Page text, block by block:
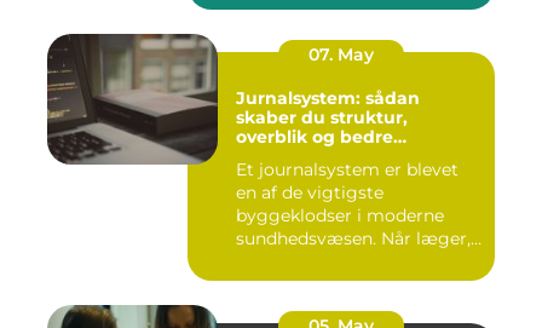
07. May
Jurnalsystem: sådan
skaber du struktur,
overblik og bedre
Et journalsystem er blevet
en af de vigtigste
byggeklodser i moderne
sundhedsvæsen. Når læger,